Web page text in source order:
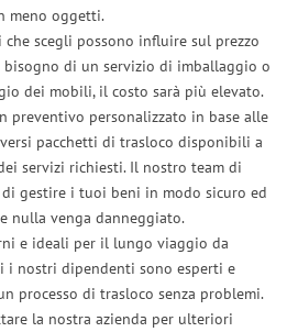
meno oggetti.
scegli possono influire sul prezzo
bisogno di un servizio di imballaggio o
dei mobili, il costo sarà più elevato.
preventivo personalizzato in base alle
pacchetti di trasloco disponibili a
servizi richiesti. Il nostro team di
gestire i tuoi beni in modo sicuro ed
nulla venga danneggiato.
e ideali per il lungo viaggio da
i nostri dipendenti sono esperti e
processo di trasloco senza problemi.
la nostra azienda per ulteriori